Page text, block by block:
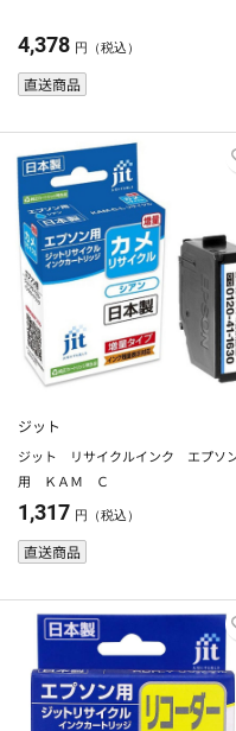
4,378 円（税込）
直送商品
ジット
ジット リサイクルインク エプソ
用 ＫＡＭ Ｃ
1,317 円（税込）
直送商品